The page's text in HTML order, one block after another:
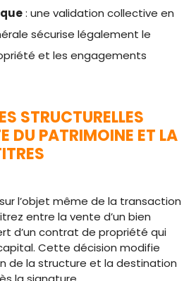
: une validation collective en
sécurise légalement le
et les engagements
STRUCTURELLES
DU PATRIMOINE ET LA
l’objet même de la transaction
entre la vente d’un bien
d’un contrat de propriété qui
Cette décision modifie
de la structure et la destination